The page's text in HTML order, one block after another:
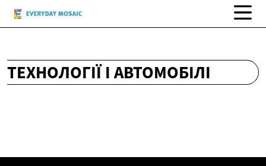
ТЕХНОЛОГІЇ І АВТОМОБІЛІ